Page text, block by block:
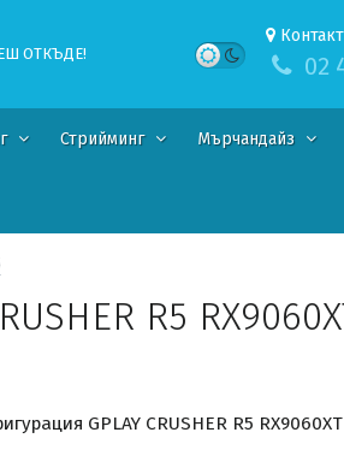
ОТКЪДЕ! 02
Стрийминг Мърчандайз
R5
GPLAY CRUSHER R5